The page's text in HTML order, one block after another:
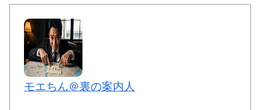
モエちん＠裏の案内人